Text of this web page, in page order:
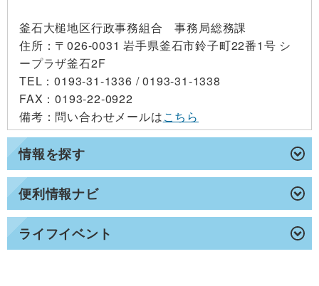
情報を探す
便利情報ナビ
ライフイベント
釜石大槌地区行政事務組合 事務局総務課
住所 ：〒026-0031 岩手県釜石市鈴子町22番1号 シ
ープラザ釜石2F
TEL ：0193-31-1336 / 0193-31-1338
FAX ：0193-22-0922
備考 ：問い合わせメールはこちら